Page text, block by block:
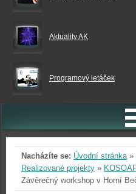
Aktuality AK
Programový letáček
Nacházíte se: Úvodní stránka»
Realizované projekty »
Závěrečný workshop v Horní